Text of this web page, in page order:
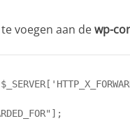
voegen aan dewp-